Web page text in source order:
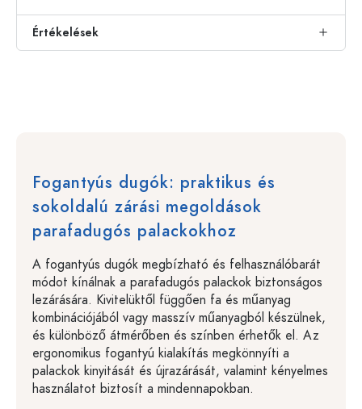
Értékelések
Fogantyús dugók: praktikus és
sokoldalú zárási megoldások
parafadugós palackokhoz
A fogantyús dugók megbízható és felhasználóbarát
módot kínálnak a parafadugós palackok biztonságos
lezárására. Kivitelüktől függően fa és műanyag
kombinációjából vagy masszív műanyagból készülnek,
és különböző átmérőben és színben érhetők el. Az
ergonomikus fogantyú kialakítás megkönnyíti a
palackok kinyitását és újrazárását, valamint kényelmes
használatot biztosít a mindennapokban.